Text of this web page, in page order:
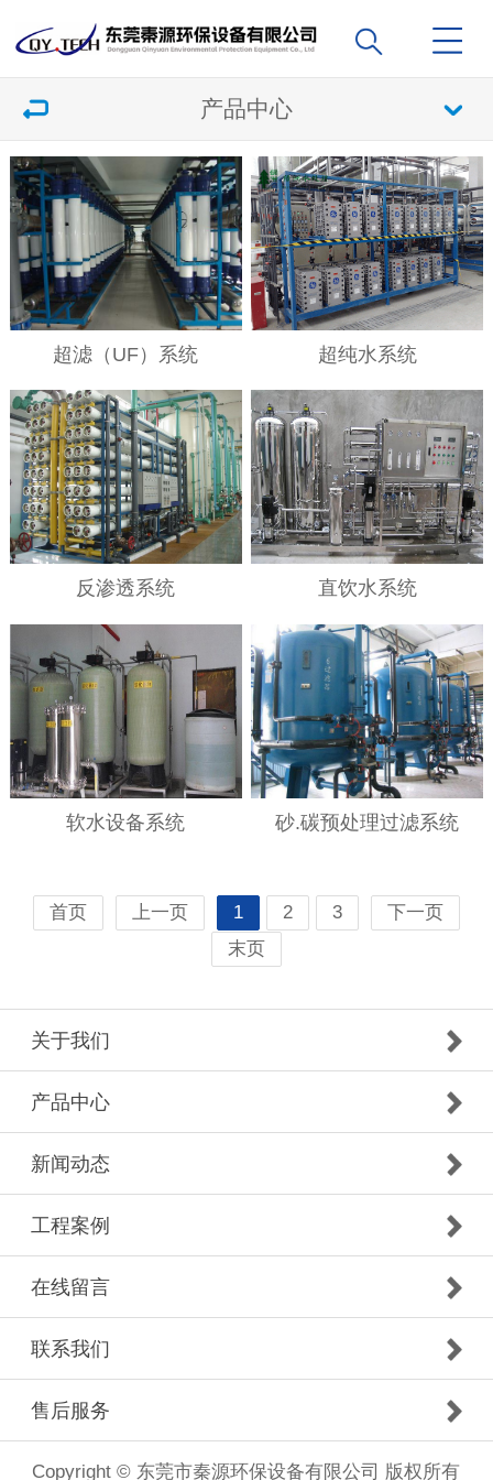
产品中心
超滤（UF）系统 超纯水系统
反渗透系统 直饮水系统
软水设备系统 砂.碳预处理过滤系统
首页 上一页 1 2 3
下一页
末页
关于我们
产品中心
新闻动态
工程案例
在线留言
联系我们
售后服务
Copyright © 东莞市秦源环保设备有限公司 版权所有